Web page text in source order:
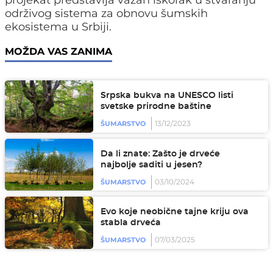
održivog sistema za obnovu šumskih
ekosistema u Srbiji.
MOŽDA VAS ZANIMA
Srpska bukva na UNESCO listi
svetske prirodne baštine
ŠUMARSTVO 13/12/2023
Da li znate: Zašto je drveće
najbolje saditi u jesen?
ŠUMARSTVO 03/10/2024
Evo koje neobične tajne kriju ova
stabla drveća
ŠUMARSTVO 07/03/2025